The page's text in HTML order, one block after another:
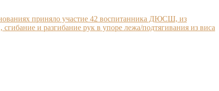
приняло участие 42 воспитанника ДЮСШ, из
и разгибание рук в упоре лежа/подтягивания из виса